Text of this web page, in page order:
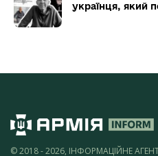
українця, який
© 2018 - 2026, ІНФОРМАЦІЙНЕ